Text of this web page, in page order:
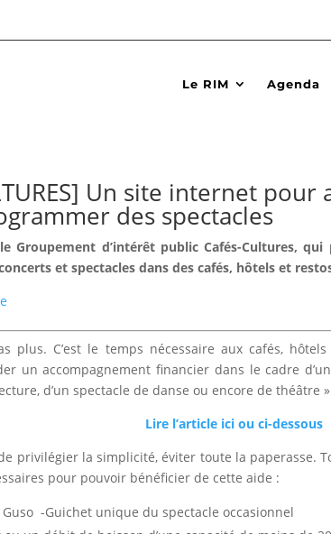
Le RIM Agenda
Un site internet
des spectacles
Groupement d’intérêt public Cafés-Cultures,
et spectacles dans des cafés, hôtels et
plus. C’est le temps nécessai­re aux cafés,
un accompagnement fi­nancier dans le cadre
d’un spectacle de danse ou encore de théâtre
Lire l’article ici ou ci-dessous
privilé­gier la simplicité, éviter toute la paperasse.
pour pouvoir bénéficier de cette aide :
-Guichet unique du spectacle occasionnel